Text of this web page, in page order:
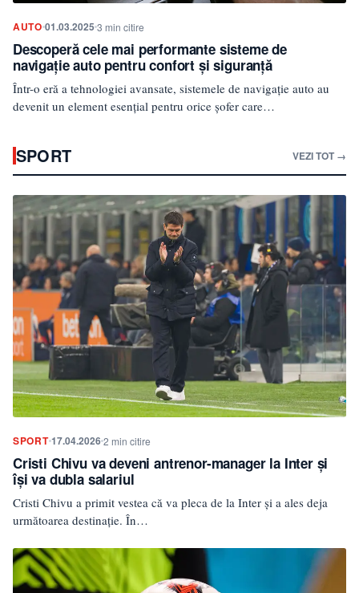
AUTO 01.03.2025 3 min citire
Descoperă cele mai performante sisteme de
navigație auto pentru confort și siguranță
Într-o eră a tehnologiei avansate, sistemele de navigație auto au
devenit un element esențial pentru orice șofer care…
SPORT VEZI TOT →
SPORT17.04.20262 min citire
Cristi Chivu va deveni antrenor-manager la Inter și
își va dubla salariul
Cristi Chivu a primit vestea că va pleca de la Inter și a ales deja
următoarea destinație. În…